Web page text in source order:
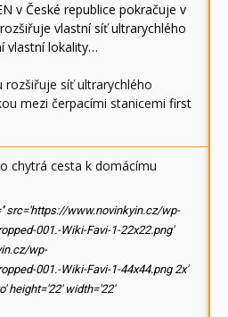
v České republice pokračuje v
vlastní síť ultrarychlého
vlastní lokality…
rozšiřuje síť ultrarychlého
mezi čerpacími stanicemi first
chytrá cesta k domácímu
src='https://www.novinkyin.cz/wp-
001.-Wiki-Favi-1-22x22.png'
wp-
001.-Wiki-Favi-1-44x44.png 2x'
height='22' width='22'